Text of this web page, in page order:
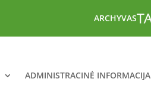
ARCHYVAS
ADMINISTRACINĖ INFORMACIJA